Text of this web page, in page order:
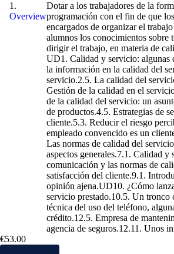
Overview
Dotar a los trabajadores de la
programación con el fin de que
encargados de organizar el
alumnos los conocimientos sobre
dirigir el trabajo, en materia de
UD1. Calidad y servicio: algunas
la información en la calidad del
servicio.2.5. La calidad del
Gestión de la calidad en el
de la calidad del servicio: un
de productos.4.5. Estrategias de
cliente.5.3. Reducir el riesgo
empleado convencido es un
Las normas de calidad del
aspectos generales.7.1. Calidad
comunicación y las normas de
satisfacción del cliente.9.1.
opinión ajena.UD10. ¿Cómo
servicio prestado.10.5. Un tronco
técnica del uso del teléfono,
crédito.12.5. Empresa de
agencia de seguros.12.11. Unos
€53.00